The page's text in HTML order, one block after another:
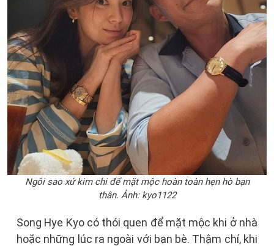
Ngôi sao xứ kim chi để mặt mộc hoàn toàn hẹn hò bạn
thân. Ảnh: kyo1122
Song Hye Kyo có thói quen để mặt mộc khi ở nhà
hoặc những lúc ra ngoài với bạn bè. Thậm chí, khi